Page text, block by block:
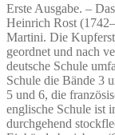
Erste Ausgabe. –
Heinrich Rost
Martini. Die
geordnet und nach
deutsche Schule
Schule die Bände 3
5 und 6, die
englische Schule ist
durchgehend